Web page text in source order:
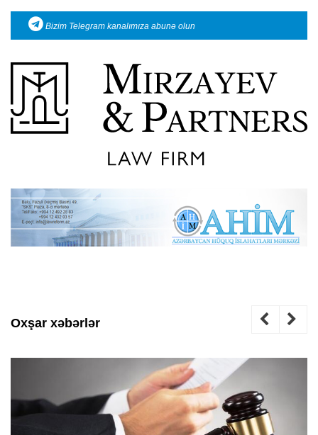
Bizim Telegram kanalımıza abunə olun
Oxşar xəbərlər